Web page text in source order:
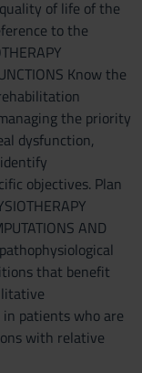
of life of the
to the
Know the
the priority
dysfunction,
objectives. Plan
AND
that benefit
patients who are
with relative